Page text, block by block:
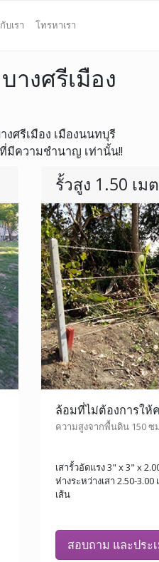
บเรา โทรหาเรา
างศรีเมือง
ศรีเมือง เมืองนนทบุรี
มีความชำนาญ เท่านั้น!!
รั้วสูง 1.50 เม
ล้อมที่ไม่ต้องการให้
ความสูงจากพื้นดิน 150 ซ
เสารั้วอัดแรง 3" x 3" x
ห่างระหว่างเสา 2.50-
เส้น
สอบถาม และประ